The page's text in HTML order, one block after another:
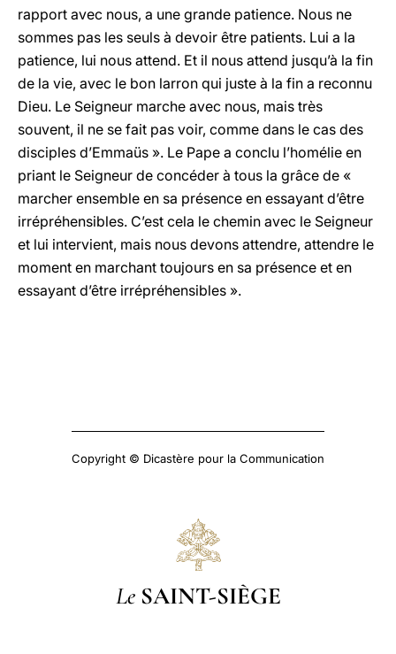
rapport avec nous, a une grande patience. Nous ne
sommes pas les seuls à devoir être patients. Lui a la
patience, lui nous attend. Et il nous attend jusqu’à la fin
de la vie, avec le bon larron qui juste à la fin a reconnu
Dieu. Le Seigneur marche avec nous, mais très
souvent, il ne se fait pas voir, comme dans le cas des
disciples d’Emmaüs ». Le Pape a conclu l’homélie en
priant le Seigneur de concéder à tous la grâce de «
marcher ensemble en sa présence en essayant d’être
irrépréhensibles. C’est cela le chemin avec le Seigneur
et lui intervient, mais nous devons attendre, attendre le
moment en marchant toujours en sa présence et en
essayant d’être irrépréhensibles ».
Copyright © Dicastère pour la Communication
Le SAINT-SIÈGE